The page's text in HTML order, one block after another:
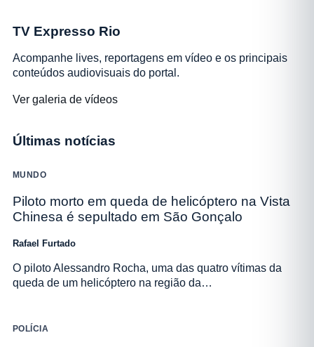
TV Expresso Rio
Acompanhe lives, reportagens em vídeo e os principais
conteúdos audiovisuais do portal.
Ver galeria de vídeos
Últimas notícias
MUNDO
Piloto morto em queda de helicóptero na Vista
Chinesa é sepultado em São Gonçalo
Rafael Furtado
O piloto Alessandro Rocha, uma das quatro vítimas da
queda de um helicóptero na região da…
POLÍCIA